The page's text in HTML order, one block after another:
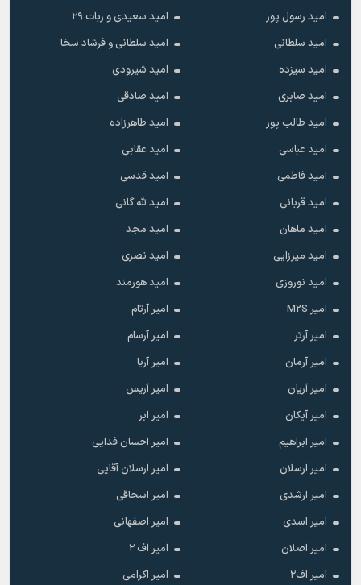
امید رسول پور
امید سعیدی و ربات ۲۹
امید سلطانی
امید سلطانی و فرشاد سخا
امید سیزده
امید شیرودی
امید صابری
امید صادقی
امید طالب پور
امید طاهرزاده
امید عباسی
امید عقابی
امید فاطمی
امید قدسی
امید قربانی
امید لله گانی
امید ماهان
امید مجد
امید میرزایی
امید نصری
امید نوروزی
امید هورمند
امیر M2S
امیر آرتام
امیر آرتر
امیر آرسام
امیر آرمان
امیر آریا
امیر آریان
امیر آریس
امیر آیکان
امیر ابر
امیر ابراهیم
امیر احسان فدایی
امیر ارسلان
امیر ارسلان آقایی
امیر ارشدی
امیر اسحاقی
امیر اسدی
امیر اصفهانی
امیر اصلان
امیر اف ۲
امیر اف۲
امیر اکرامی